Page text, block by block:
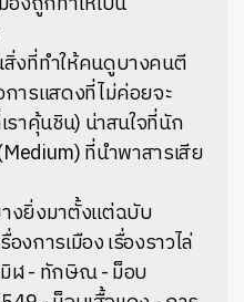
สิ่งที่ทำให้คนดูบางคนตี
ารแสดงที่ไม่ค่อยจะ
าคุ้นชิน) น่าสนใจที่นัก
ที่นำพาสารเสีย
งยิ่งมาตั้งแต่ฉบับ
งการเมือง เรื่องราวไล่
ฬ - ทักษิณ - ม็อบ